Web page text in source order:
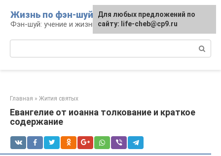
контенту
Жизнь по фэн-шуй
Фэн-шуй: учение и жизнь
Главная » Жития святых
Евангелие от иоанна толкование и краткое
содержание
Для любых предложений по
сайту: life-cheb@cp9.ru
Для любых предложений по
сайту: life-cheb@cp9.ru